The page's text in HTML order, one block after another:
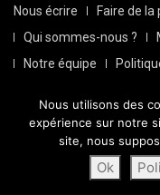
Nous écrire
Faire de
Qui sommes-nous ?
Notre équipe
© Depuis 2016,
Transversall
Nous utilisons des
expérience sur notre
site, nous
Ok